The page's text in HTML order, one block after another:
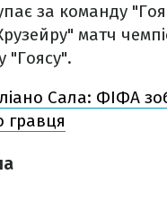
за команду
матч
"Гоясу".
Сала: ФІФА
гравця